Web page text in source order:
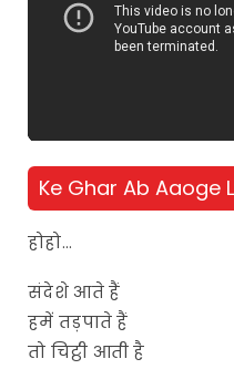
Ke Ghar Ab Aaoge
होहो…
संदेशे आते हैं
हमें तड़पाते हैं
तो चिट्ठी आती है